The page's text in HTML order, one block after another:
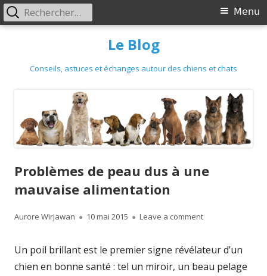
content
Le Blog
Conseils, astuces et échanges autour des chiens et chats
Primary
Menu
Menu
Rechercher :
Problèmes de peau dus à une
mauvaise alimentation
Author
Aurore Wirjawan
Published
10 mai 2015 Leave a commenton Problèmes
Un poil brillant est le premier signe révélateur d’un
chien en bonne santé : tel un miroir, un beau pelage